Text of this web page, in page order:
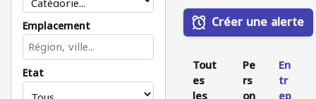
Emplacement
État
Créer une alerte
Tout
es
Pe
rs
En
tr